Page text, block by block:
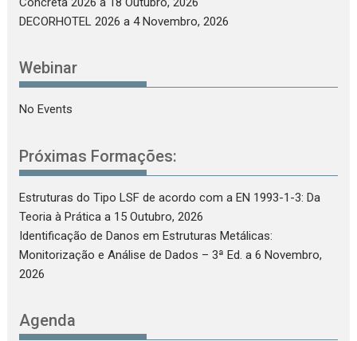
DECORHOTEL 2026 a 4 Novembro, 2026
Webinar
No Events
Próximas Formações:
Estruturas do Tipo LSF de acordo com a EN 1993-1-3: Da
Teoria à Prática a 15 Outubro, 2026
Identificação de Danos em Estruturas Metálicas:
Monitorização e Análise de Dados – 3ª Ed. a 6 Novembro,
2026
Agenda